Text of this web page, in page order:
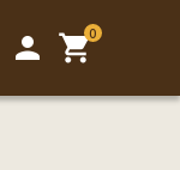
person 0
shopping_cart